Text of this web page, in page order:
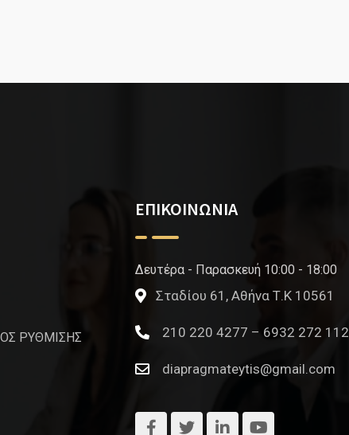
ΡΥΘΜΙΣΗΣ
ΕΠΙΚΟΙΝΩΝΙΑ
Δευτέρα - Παρασκευή 10:00 - 18:00
Σταδίου 61, Αθήνα Τ.Κ 10561
210 220 4277 – 6932 272 112
diapragmateytis@gmail.com